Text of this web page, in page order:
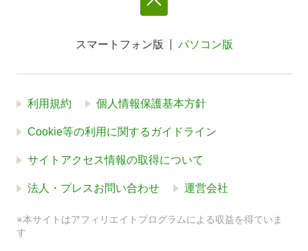
スマートフォン版 パソコン版
利用規約 個人情報保護基本方針
Cookie等の利用に関するガイドライン
サイトアクセス情報の取得について
法人・プレスお問い合わせ 運営会社
※本サイトはアフィリエイトプログラムによる収益を得ていま
す